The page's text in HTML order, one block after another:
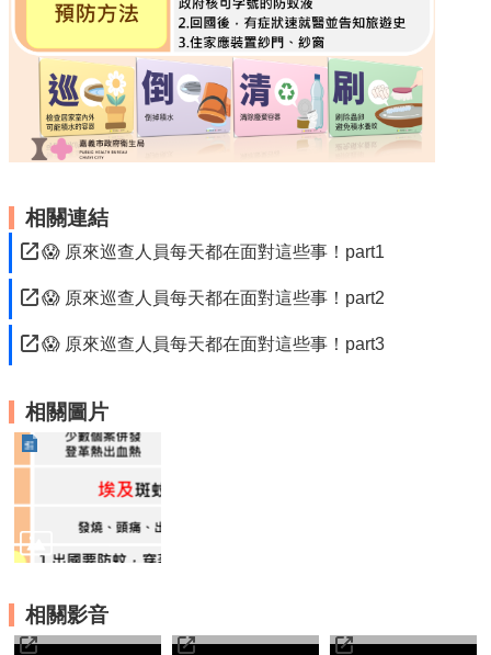
English
回
網
覽
局
信
專
頁
訊
安
全
策
隱
相關連結
😱 原來巡查人員每天都在面對這些事！part1
😱 原來巡查人員每天都在面對這些事！part2
😱 原來巡查人員每天都在面對這些事！part3
相關圖片
相關影音